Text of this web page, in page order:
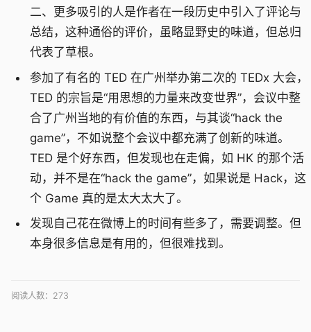
二、更多吸引的人是作者在一段历史中引入了评论与
总结，这种通俗的评价，虽略显野史的味道，但总归
代表了草根。
参加了有名的 TED 在广州举办第二次的 TEDx 大会，
TED 的宗旨是“用思想的力量来改变世界”，会议中整
合了广州当地的有价值的东西，与其谈“hack the
game”，不如说整个会议中都充满了创新的味道。
TED 是个好东西，但发现也在走偏，如 HK 的那个活
动，并不是在“hack the game”，如果说是 Hack，这
个 Game 真的是太大太大了。
发现自己花在微博上的时间有些多了，需要调整。但
本身很多信息是有用的，但很难找到。
阅读人数： 273